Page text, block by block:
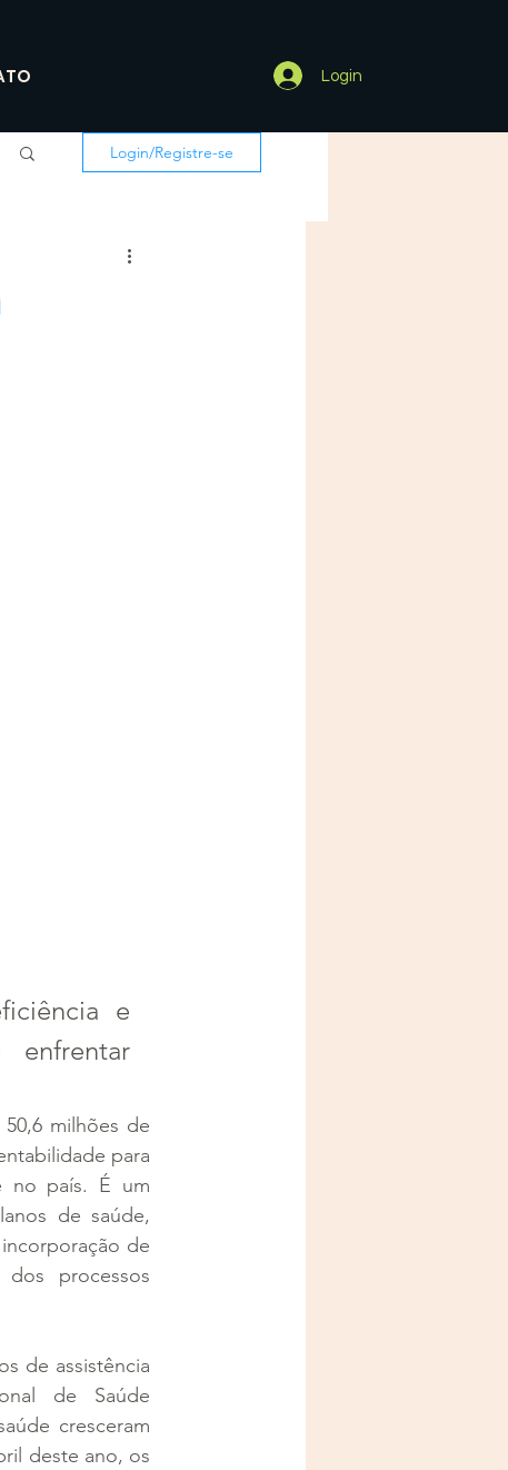
Login
Login/Registre-se
e
enfrentar
milhões de
para
no país. É um
de saúde,
de
processos
de assistência
de Saúde
cresceram
deste ano, os